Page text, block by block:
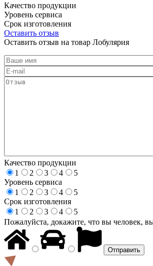
Качество продукции
Уровень сервиса
Срок изготовления
Оставить отзыв
Оставить отзыв на товар Лобулярия
Качество продукции
1
2 3 4
5
Уровень сервиса
1
2 3 4
5
Срок изготовления
1
2 3 4
5
Пожалуйста, докажите, что вы человек,